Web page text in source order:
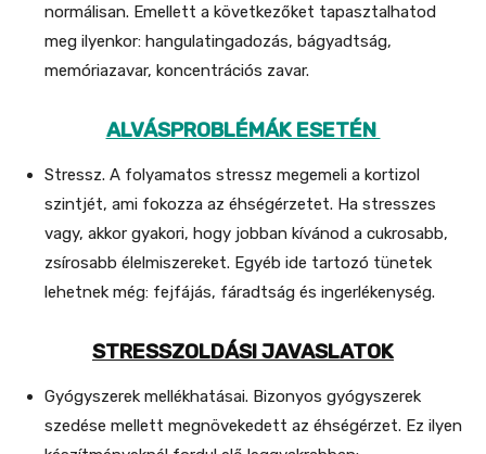
normálisan. Emellett a következőket tapasztalhatod
meg ilyenkor: hangulatingadozás, bágyadtság,
memóriazavar, koncentrációs zavar.
ALVÁSPROBLÉMÁK ESETÉN
Stressz. A folyamatos stressz megemeli a kortizol
szintjét, ami fokozza az éhségérzetet. Ha stresszes
vagy, akkor gyakori, hogy jobban kívánod a cukrosabb,
zsírosabb élelmiszereket. Egyéb ide tartozó tünetek
lehetnek még: fejfájás, fáradtság és ingerlékenység.
STRESSZOLDÁSI JAVASLATOK
Gyógyszerek mellékhatásai. Bizonyos gyógyszerek
szedése mellett megnövekedett az éhségérzet. Ez ilyen